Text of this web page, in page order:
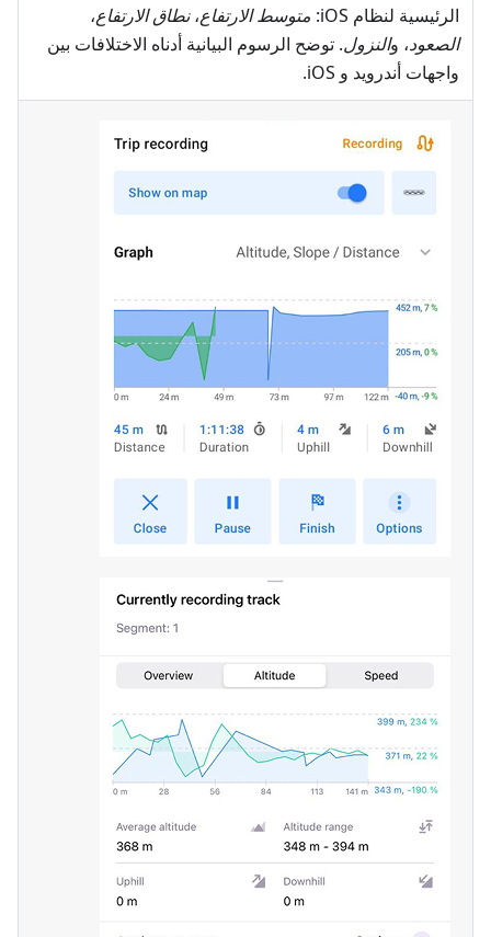
الرئيسية لنظام iOS:
متوسط الارتفاع،نطاق الارتفاع،
الصعود، والنزول. توضح الرسوم البيانية أدناه الاختلافات بين
واجهات أندرويد و iOS.